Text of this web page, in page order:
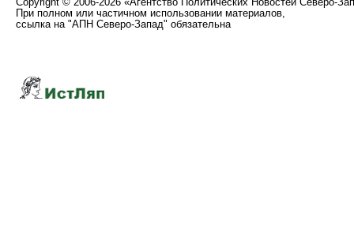
Copyright © 2006-2026 «Агентство Политических Новостей Северо-
При полном или частичном использовании материалов,
ссылка на "АПН Северо-Запад" обязательна